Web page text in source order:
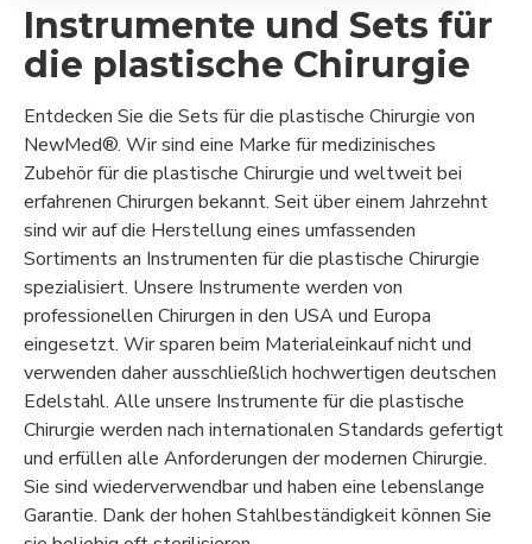
Instrumente und Sets für
die plastische Chirurgie
Entdecken Sie die Sets für die plastische Chirurgie von
NewMed®. Wir sind eine Marke für medizinisches
Zubehör für die plastische Chirurgie und weltweit bei
erfahrenen Chirurgen bekannt. Seit über einem Jahrzehnt
sind wir auf die Herstellung eines umfassenden
Sortiments an Instrumenten für die plastische Chirurgie
spezialisiert. Unsere Instrumente werden von
professionellen Chirurgen in den USA und Europa
eingesetzt. Wir sparen beim Materialeinkauf nicht und
verwenden daher ausschließlich hochwertigen deutschen
Edelstahl. Alle unsere Instrumente für die plastische
Chirurgie werden nach internationalen Standards gefertigt
und erfüllen alle Anforderungen der modernen Chirurgie.
Sie sind wiederverwendbar und haben eine lebenslange
Garantie. Dank der hohen Stahlbeständigkeit können Sie